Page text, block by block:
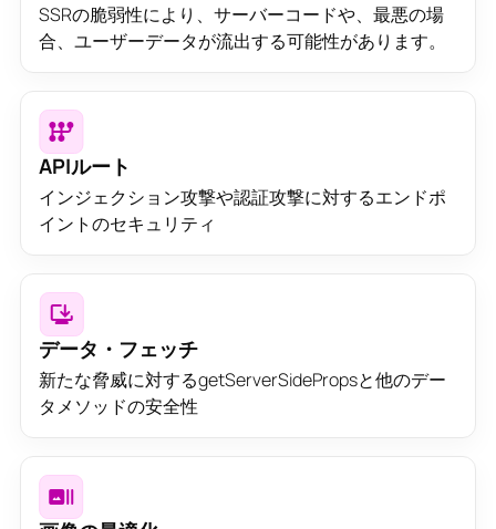
SSRの脆弱性により、サーバーコードや、最悪の場
合、ユーザーデータが流出する可能性があります。
APIルート
インジェクション攻撃や認証攻撃に対するエンドポ
イントのセキュリティ
データ・フェッチ
新たな脅威に対するgetServerSidePropsと他のデー
タメソッドの安全性